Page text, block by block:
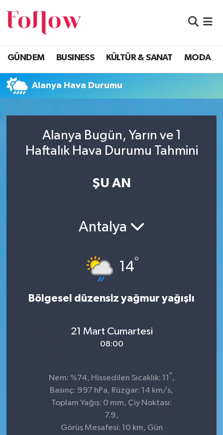
GÜNDEM BUSINESS KÜLTÜR & SANAT MODA
Alanya Hava Durumu
Alanya Bugün, Yarın ve 1
Haftalık Hava Durumu Tahmini
ŞU AN
Antalya
14°
Bölgesel düzensiz yağmur yağışlı
21 Mart Cumartesi
08:00
Nem: %74, Hissedilen Sıcaklık: 11 ° ,
Basınç: 997 hPa, Rüzgar: 14 km/s,
Toplam Yağış: 0 mm, Çiy Noktası:
7.9,
Görüş Mesafesi: 10 km, Gün
GÜNDEM
BUSINESS
KÜLTÜR & SANAT
MODA
EĞİTİM
Eskişehir Nöbetçi Eczaneler
Eskişehir Hava Durumu
Eskişehir Namaz Vakitleri
Eskişehir Trafik Yoğunluk Haritası
Süper Lig Puan Durumu ve Fikstür
Son Dakika Haberleri